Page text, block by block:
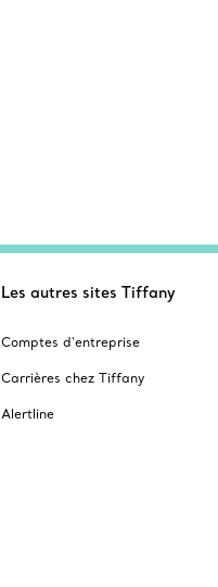
Les autres sites Tiffany
Comptes d’entreprise
Carrières chez Tiffany
Alertline